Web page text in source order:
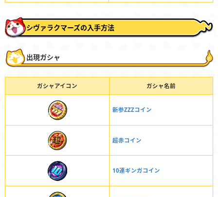
シヴァラクマーズの入手方法
出現ガシャ
ガシャアイコン ガシャ名前
新参ZZZコイン
超赤コイン
10連ギンガコイン